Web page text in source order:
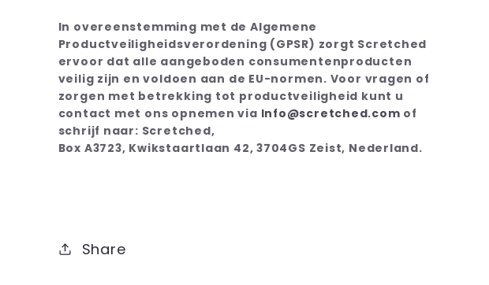
In overeenstemming met de Algemene
Productveiligheidsverordening (GPSR) zorgt Scretched
ervoor dat alle aangeboden consumentenproducten
veilig zijn en voldoen aan de EU-normen. Voor vragen of
zorgen met betrekking tot productveiligheid kunt u
contact met ons opnemen via Info@scretched.com of
schrijf naar: Scretched,
Box A3723, Kwikstaartlaan 42, 3704GS Zeist, Nederland.
Share